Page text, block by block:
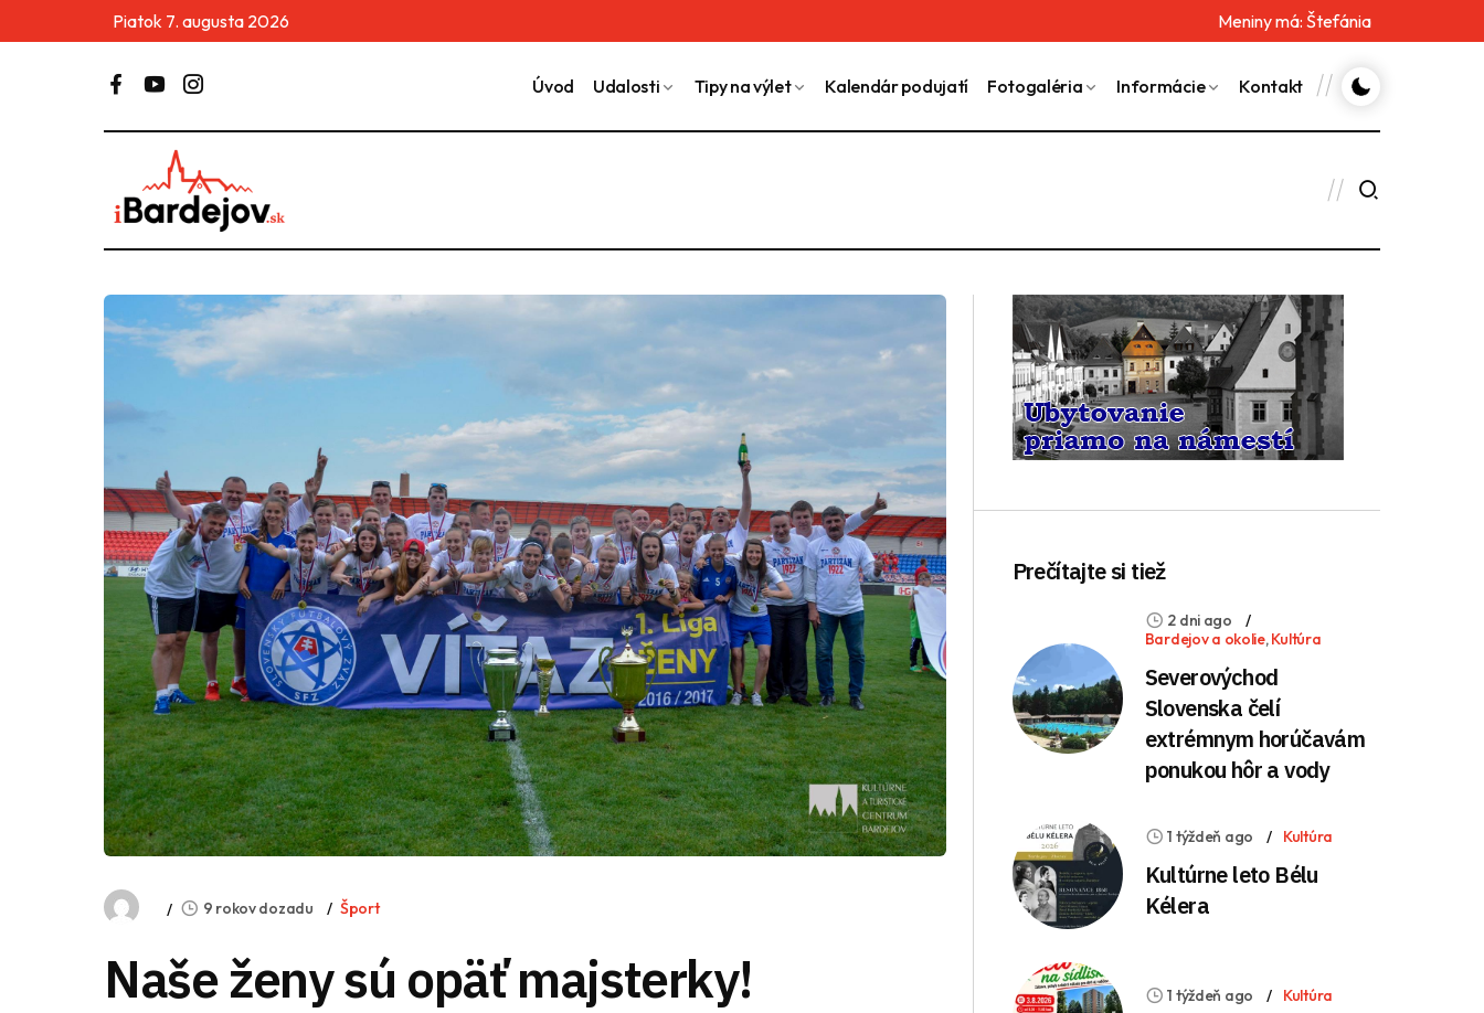
Piatok 7. augusta 2026 Meniny má: Štefánia
Úvod Udalosti Tipy na výlet Kalendár podujatí Fotogaléria Informácie Kontakt
9 rokov dozadu Šport
Naše ženy sú opäť majsterky!
Prečítajte si tiež
2 dni ago
Bardejov a okolie,Kultúra
Severovýchod
Slovenska čelí
extrémnym horúčavám
ponukou hôr a vody
1 týždeň ago Kultúra
Kultúrne leto Bélu
Kélera
1 týždeň ago Kultúra